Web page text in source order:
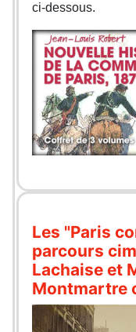
ci-dessous.
Les "Paris
parcours
Lachaise et
Montmartre